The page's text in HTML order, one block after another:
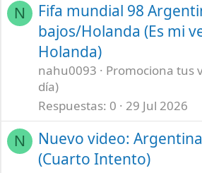
N
Fifa mundial 98
bajos/Holanda (Es mi
Holanda)
nahu0093
Promociona tus
día)
Respuestas 0 29 Jul 2026
N
Nuevo video:
(Cuarto Intento)